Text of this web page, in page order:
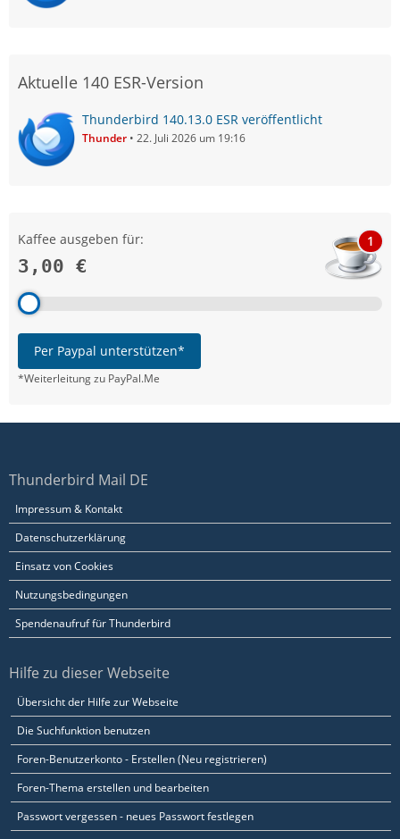
Aktuelle 140 ESR-Version
Thunderbird 140.13.0 ESR veröffentlicht
Thunder 22. Juli 2026 um 19:16
Kaffee ausgeben für:
3,00 €
1
Per Paypal unterstützen*
*Weiterleitung zu PayPal.Me
Thunderbird Mail DE
Impressum & Kontakt
Datenschutzerklärung
Einsatz von Cookies
Nutzungsbedingungen
Spendenaufruf für Thunderbird
Hilfe zu dieser Webseite
Übersicht der Hilfe zur Webseite
Die Suchfunktion benutzen
Foren-Benutzerkonto - Erstellen (Neu registrieren)
Foren-Thema erstellen und bearbeiten
Passwort vergessen - neues Passwort festlegen